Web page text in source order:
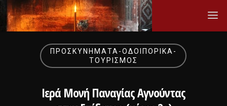
ΠΡΟΣΚΥΝΉΜΑΤΑ-ΟΔΟΙΠΟΡΙΚΆ-
ΤΟΥΡΙΣΜΌΣ
Ιερά Μονή Παναγίας Αγνούντας